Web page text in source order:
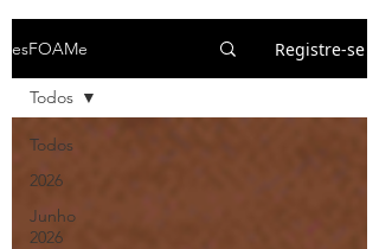
esFOAMe Registre-se
Todos
2026
Junho
2026
Todos